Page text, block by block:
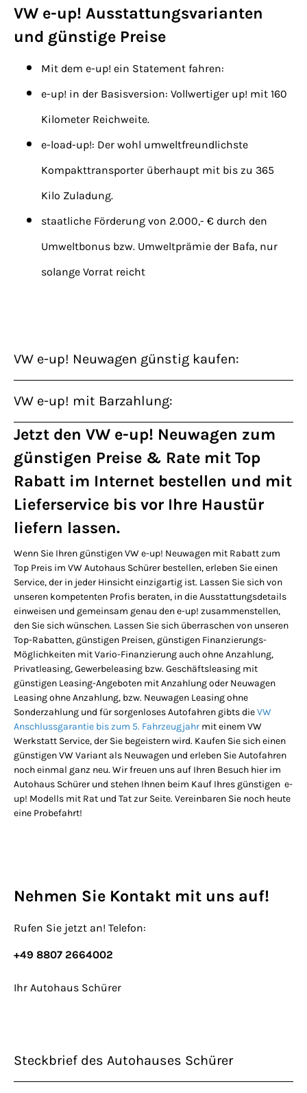
VW e-up! Ausstattungsvarianten
und günstige Preise
Mit dem e-up! ein Statement fahren:
e-up! in der Basisversion: Vollwertiger up! mit 160
Kilometer Reichweite.
e-load-up!: Der wohl umweltfreundlichste
Kompakttransporter überhaupt mit bis zu 365
Kilo Zuladung.
staatliche Förderung von 2.000,- € durch den
Umweltbonus bzw. Umweltprämie der Bafa, nur
solange Vorrat reicht
VW e-up! Neuwagen günstig kaufen:
VW e-up! mit Barzahlung:
Jetzt den VW e-up! Neuwagen zum
günstigen Preise & Rate mit Top
Rabatt im Internet bestellen und mit
Lieferservice bis vor Ihre Haustür
liefern lassen.
Wenn Sie Ihren günstigen VW e-up! Neuwagen mit Rabatt zum
Top Preis im VW Autohaus Schürer bestellen, erleben Sie einen
Service, der in jeder Hinsicht einzigartig ist. Lassen Sie sich von
unseren kompetenten Profis beraten, in die Ausstattungsdetails
einweisen und gemeinsam genau den e-up! zusammenstellen,
den Sie sich wünschen. Lassen Sie sich überraschen von unseren
Top-Rabatten, günstigen Preisen, günstigen Finanzierungs-
Möglichkeiten mit Vario-Finanzierung auch ohne Anzahlung,
Privatleasing, Gewerbeleasing bzw. Geschäftsleasing mit
günstigen Leasing-Angeboten mit Anzahlung oder Neuwagen
Leasing ohne Anzahlung, bzw. Neuwagen Leasing ohne
Sonderzahlung und für sorgenloses Autofahren gibts dieVW
Anschlussgarantie bis zum 5. Fahrzeugjahr mit einem VW
Werkstatt Service, der Sie begeistern wird. Kaufen Sie sich einen
günstigen VW Variant als Neuwagen und erleben Sie Autofahren
noch einmal ganz neu. Wir freuen uns auf Ihren Besuch hier im
Autohaus Schürer und stehen Ihnen beim Kauf Ihres günstigen e-
up! Modells mit Rat und Tat zur Seite. Vereinbaren Sie noch heute
eine Probefahrt!
Nehmen Sie Kontakt mit uns auf!
Rufen Sie jetzt an! Telefon:
+49 8807 2664002
Ihr Autohaus Schürer
Steckbrief des Autohauses Schürer